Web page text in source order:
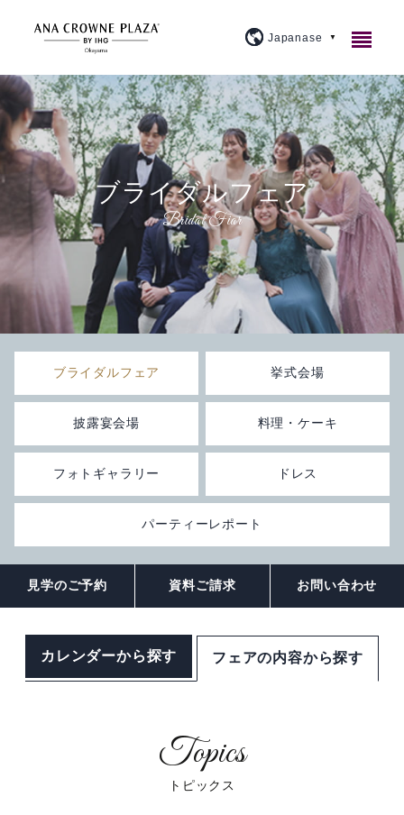
ご宿泊
客室紹介
スタンダード
プレミアム
スイート
アメニティ・貸出備品
朝食のご案内
よくあるご質問
プラン紹介
ANA会員プラン
観光グルメ
ファミリープラン
電話予約プラン
ゴルフプラン
観光のご案内
ルームサービス
宿泊約款・利用規約
レストラン＆バー
1F カジュアルダイニングウルバーノ
20F 和食ダイニング 廚洊
20F 鉄板コーナー おさふね
20F スカイバー＆ラウンジ 洊
顔合わせ・結納
記念日プラン
朝食のご案内
おすすめプラン
宴会・会議
宴会場のご案内
大宴会場『曲水』
スカイバンケット
『宙』
小宴会場『花葉』『花交』『延養』
ミーティングプラン
クラウンプラザミーティングディレクター
お別れの会
宴会プランのご紹介
テーブルマナープラン
同窓会プラン
岡山城プラン
宴会場概要・利用規約
086-898-2262
営業時間 9:00 ～ 18:00
ウェディング
ブライダルフェア
イベントカレンダー
ドレス
フォトギャラリー
パーティーレポート
挙式会場
京山 -kyoyama-
Wedding公式Instagram
施設案内
アクセス
ブライダルフェア
ブライダルフェア 挙式会場
披露宴会場 料理・ケーキ
フォトギャラリー ドレス
パーティーレポート
見学のご予約 資料ご請求 お問い合わせ
カレンダーから探す フェアの内容から探す
トピックス